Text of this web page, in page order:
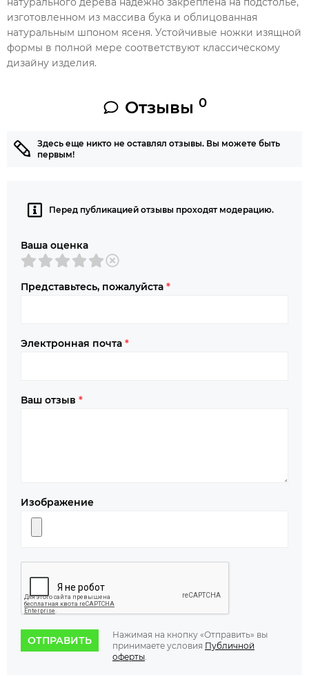
изготовленном из массива бука и облицованная
натуральным шпоном ясеня. Устойчивые ножки изящной
формы в полной мере соответствуют классическому
дизайну изделия.
Отзывы0
Здесь еще никто не оставлял отзывы. Вы можете быть
первым!
Перед публикацией отзывы проходят модерацию.
Ваша оценка
Представьтесь, пожалуйста *
Электронная почта *
Ваш отзыв *
Изображение
ОТПРАВИТЬ
Нажимая на кнопку «Отправить» вы
принимаете условия Публичной
оферты